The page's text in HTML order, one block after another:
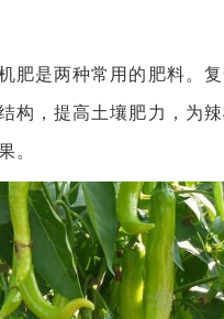
是两种常用的肥料。复
构，提高土壤肥力，为
。